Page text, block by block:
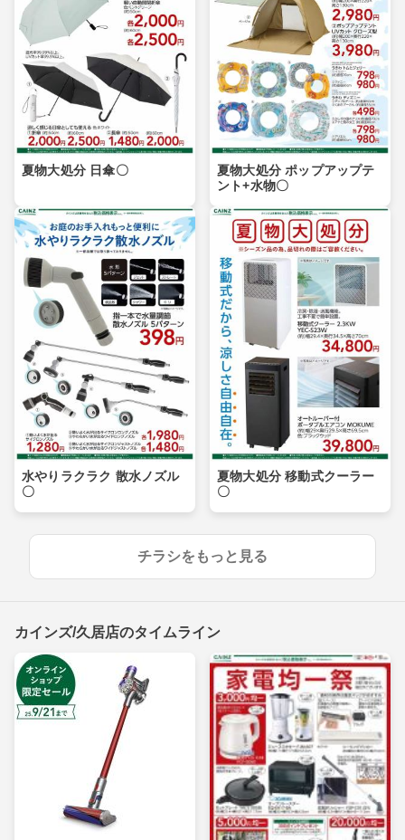
夏物大処分 日傘〇
夏物大処分 ポップアップテ
ント+水物〇
水やりラクラク 散水ノズル
〇
夏物大処分 移動式クーラー
〇
チラシをもっと見る
カインズ/久居店のタイムライン